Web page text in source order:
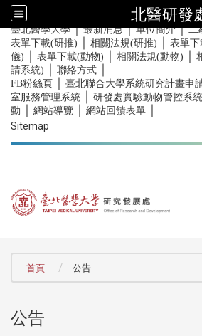
北醫研發
::: 臺北醫學大學｜最新消息｜單位簡介｜二
表單下載(研推) 相關法規(研推) 表單下
儀)
表單下載(動物) 相關法規(動物)
請系統)
聯絡方式
FB粉絲頁 臺北聯合大學系統研究計畫申
室服務管理系統
研發處實驗動物管控系統
動
網站導覽 網站回饋表單
Sitemap
首頁 公告
公告